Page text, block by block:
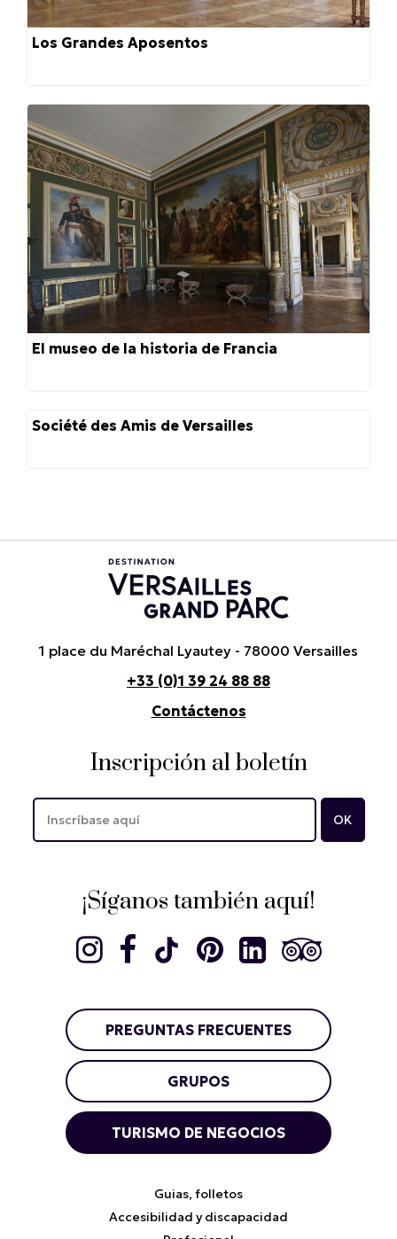
Los Grandes Aposentos
El museo de la historia de Francia
Société des Amis de Versailles
1 place du Maréchal Lyautey - 78000 Versailles
+33 (0)1 39 24 88 88
Contáctenos
Inscripción al boletín
¡Síganos también aquí!
PREGUNTAS FRECUENTES
GRUPOS
TURISMO DE NEGOCIOS
Guias, folletos
Accesibilidad y discapacidad